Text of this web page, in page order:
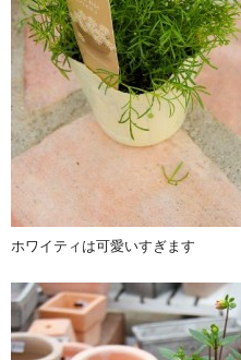
ホワイティは可愛いすぎます